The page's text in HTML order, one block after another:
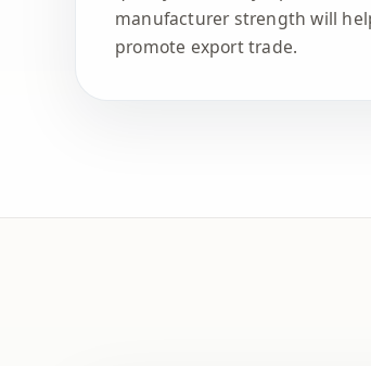
manufacturer strength will
promote export trade.